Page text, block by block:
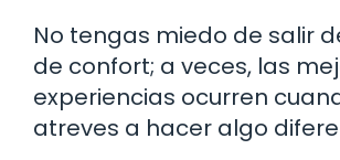
No tengas miedo de salir
de confort; a veces, las
experiencias ocurren
atreves a hacer algo